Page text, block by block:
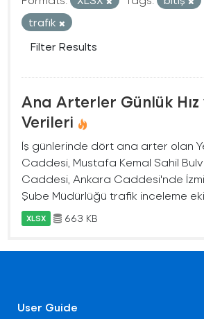
trafık
Filter Results
Ana Arterler Günlük Hız
Verileri
İş günlerinde dört ana arter olan
Caddesi, Mustafa Kemal Sahil
Caddesi, Ankara Caddesi'nde
Şube Müdürlüğü trafik inceleme
XLSX 663 KB
User Guide